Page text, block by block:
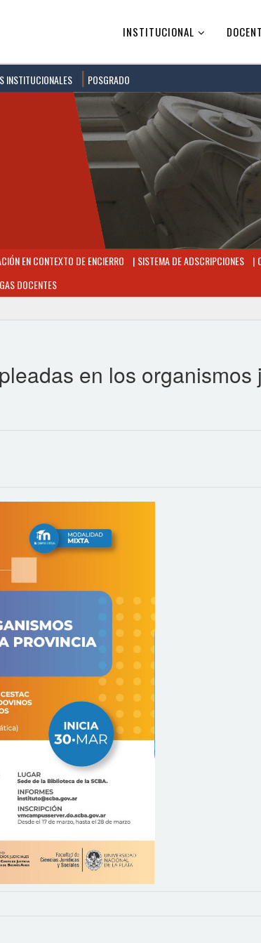
INSTITUCIONAL
INSTITUCIONALES POSGRADO
EN CONTEXTO DE ENCIERRO SISTEMA DE ADSCRIPCIONES
DOCENTES
en los